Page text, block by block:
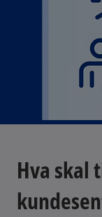
Hva skal